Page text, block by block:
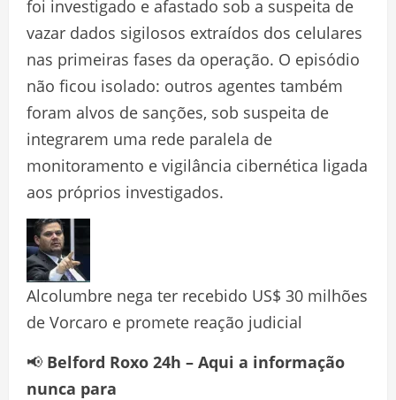
foi investigado e afastado sob a suspeita de
vazar dados sigilosos extraídos dos celulares
nas primeiras fases da operação. O episódio
não ficou isolado: outros agentes também
foram alvos de sanções, sob suspeita de
integrarem uma rede paralela de
monitoramento e vigilância cibernética ligada
aos próprios investigados.
Alcolumbre nega ter recebido US$ 30 milhões
de Vorcaro e promete reação judicial
📢 Belford Roxo 24h – Aqui a informação
nunca para